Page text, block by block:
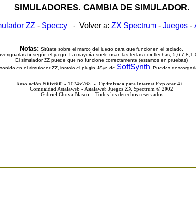
SIMULADORES. CAMBIA DE SIMULADOR.
ZZ - Speccy - Volver a: ZX Spectrum - Juegos -
Notas: Sitúate sobre el marco del juego para que funcionen el teclado.
tú según el juego. La mayoría suele usar: las teclas con flechas,
El simulador ZZ puede que no funcione correctamente (estamos en pruebas)
en el simulador ZZ, instala el plugin JSyn de SoftSynth . Puedes
Resolución 800x600 - 1024x768 - Optimizada para Internet Explorer 4+
Comunidad Astalaweb - Astalaweb Juegos ZX Spectrum © 2002
Gabriel Chova Blasco - Todos los derechos reservados